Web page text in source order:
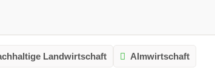
Landwirtschaft Almwirtschaft